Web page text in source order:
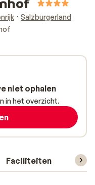
Salzburgerland
Faciliteiten
niet ophalen
in het overzicht.